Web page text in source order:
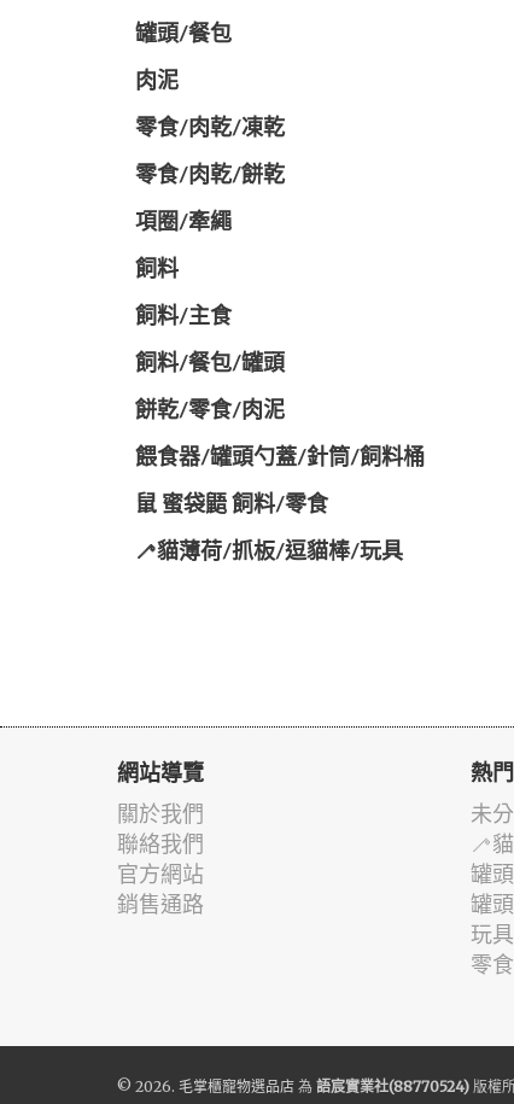
罐頭/餐包
肉泥
零食/肉乾/凍乾
零食/肉乾/餅乾
項圈/牽繩
飼料
飼料/主食
飼料/餐包/罐頭
餅乾/零食/肉泥
餵食器/罐頭勺蓋/針筒/飼料桶
鼠 蜜袋鼯 飼料/零食
🦯貓薄荷/抓板/逗貓棒/玩具
網站導覽
關於我們
聯絡我們
官方網站
銷售通路
熱
未
🦯
罐
罐
玩
零
© 2026. 毛掌櫃寵物選品店 為 語宸實業社(88770524) 版權